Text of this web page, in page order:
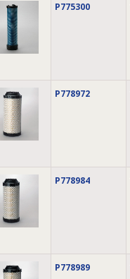
P775300
P778972
P778984
P778989